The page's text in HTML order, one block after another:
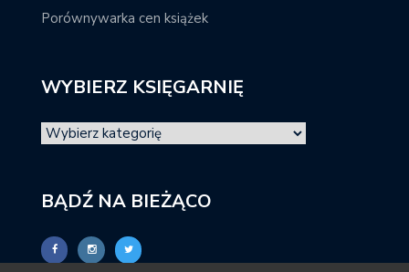
Porównywarka cen książek
WYBIERZ KSIĘGARNIĘ
BĄDŹ NA BIEŻĄCO